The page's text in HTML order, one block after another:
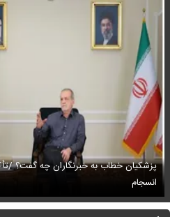
پزشکیان خطاب به خبرنگاران چه گفت؟ /
انسجام